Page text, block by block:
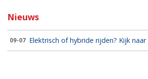
Nieuws
09-07 Elektrisch of hybride rijden? Kijk